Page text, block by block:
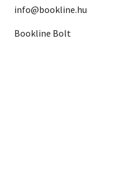
info@bookline.hu
Bookline Bolt